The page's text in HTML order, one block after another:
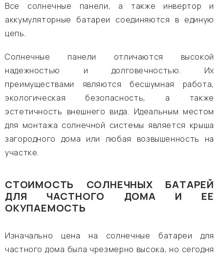
Все солнечные панели, а также инвертор и
аккумуляторные батареи соединяются в единую
цепь.
Солнечные панели отличаются высокой
надежностью и долговечностью. Их
преимуществами являются бесшумная работа,
экологическая безопасность, а также
эстетичность внешнего вида. Идеальным местом
для монтажа солнечной системы является крыша
загородного дома или любая возвышенность на
участке.
СТОИМОСТЬ СОЛНЕЧНЫХ БАТАРЕЙ
ДЛЯ ЧАСТНОГО ДОМА И ЕЕ
ОКУПАЕМОСТЬ
Изначально цена на солнечные батареи для
частного дома была чрезмерно высока, но сегодня